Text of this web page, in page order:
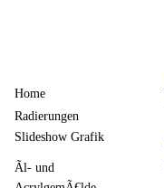
Home
Radierungen
Slideshow Grafik
Ãl- und